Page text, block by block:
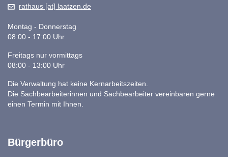
rathaus [at] laatzen.de
Montag - Donnerstag
08:00 - 17:00 Uhr
Freitags nur vormittags
08:00 - 13:00 Uhr
Die Verwaltung hat keine Kernarbeitszeiten.
Die Sachbearbeiterinnen und Sachbearbeiter vereinbaren gerne
einen Termin mit Ihnen.
Bürgerbüro